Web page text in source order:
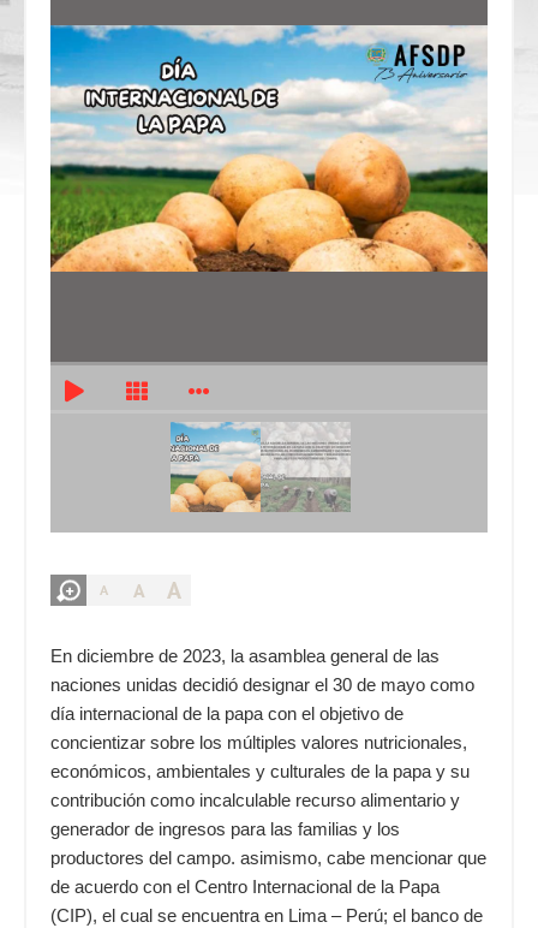
A A A
En diciembre de 2023, la asamblea general de las
naciones unidas decidió designar el 30 de mayo como
día internacional de la papa con el objetivo de
concientizar sobre los múltiples valores nutricionales,
económicos, ambientales y culturales de la papa y su
contribución como incalculable recurso alimentario y
generador de ingresos para las familias y los
productores del campo. asimismo, cabe mencionar que
de acuerdo con el Centro Internacional de la Papa
(CIP), el cual se encuentra en Lima – Perú; el banco de